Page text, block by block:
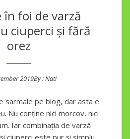
în foi de varză
ciuperci și fără
orez
2019By :Nati
sarmale pe blog, dar asta e
Nu conține nici morcov, nici
Iar combinația de varză
ciuperci este pur și simplu